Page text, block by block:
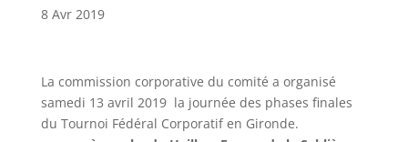
8 Avr 2019
La commission corporative du comité a organisé
samedi 13 avril 2019 la journée des phases finales
du Tournoi Fédéral Corporatif en Gironde.